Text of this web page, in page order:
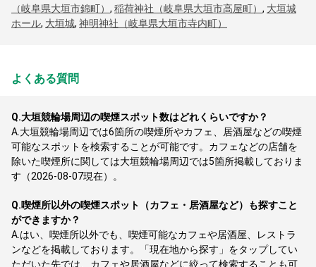
（岐阜県大垣市錦町） , 稲荷神社（岐阜県大垣市高屋町） , 大垣城
ホール, 大垣城, 神明神社（岐阜県大垣市寺内町）
よくある質問
Q.大垣競輪場周辺の喫煙スポット数はどれくらいですか？
A. 大垣競輪場周辺では6箇所の喫煙所やカフェ、居酒屋などの喫煙
可能なスポットを検索することが可能です。カフェなどの店舗を
除いた喫煙所に関しては大垣競輪場周辺では5箇所掲載しておりま
す（2026-08-07現在）。
Q.喫煙所以外の喫煙スポット（カフェ・居酒屋など）も探すこと
ができますか？
A. はい、喫煙所以外でも、喫煙可能なカフェや居酒屋、レストラ
ンなどを掲載しております。「現在地から探す」をタップしてい
ただいた先では、カフェや居酒屋などに絞って検索することも可